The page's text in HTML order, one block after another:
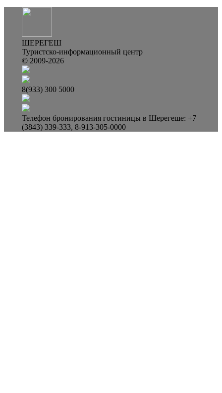
ШЕРЕГЕШ
Туристско-информационный центр
© 2009-2026
8(933) 300 5000
Телефон бронирования гостиницы в Шерегеше: +7
(3843) 339-333, 8-913-305-0000